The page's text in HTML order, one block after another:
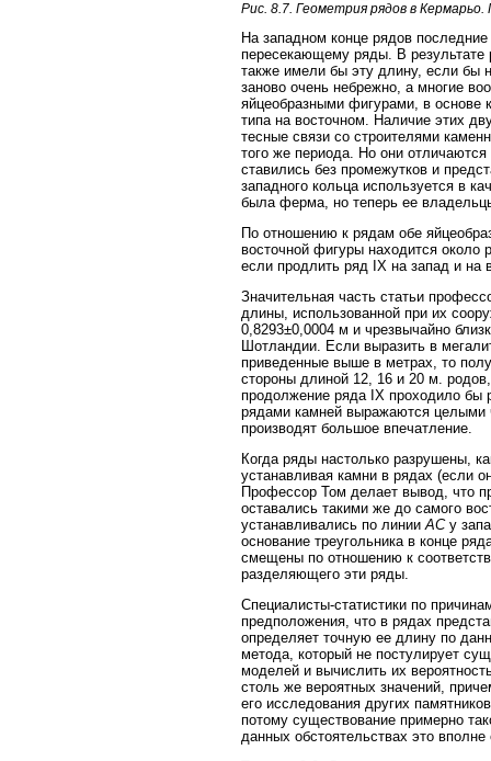
Рис. 8.7. Геометрия рядов в Кермарьо.
На западном конце рядов
пересекающему ряды. В
также имели бы эту длину, если бы
заново очень небрежно, а многие
яйцеобразными фигурами, в основе
типа на восточном. Наличие этих
тесные связи со строителями
того же периода. Но они
ставились без промежутков и
западного кольца используется в
была ферма, но теперь ее
По отношению к рядам обе
восточной фигуры находится
если продлить ряд IX на запад и на
Значительная часть статьи
длины, использованной при их
0,8293±0,0004 м и чрезвычайно
Шотландии. Если выразить в
приведенные выше в метрах, то
стороны длиной 12, 16 и 20 м.
продолжение ряда IX проходило бы
рядами камней выражаются целыми
производят большое впечатление.
Когда ряды настолько разрушены,
устанавливая камни в рядах (если
Профессор Том делает вывод, что
оставались такими же до самого
устанавливались по линииACу
основание треугольника в конце
смещены по отношению к
разделяющего эти ряды.
Специалисты-статистики по
предположения, что в рядах
определяет точную ее длину по
метода, который не постулирует
моделей и вычислить их
столь же вероятных значений,
его исследования других
потому существование примерно
данных обстоятельствах это